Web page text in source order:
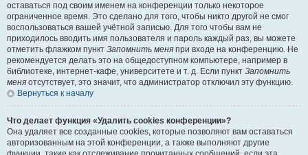
оставаться под своим именем на конференции только некоторое
ограниченное время. Это сделано для того, чтобы никто другой не смог
воспользоваться вашей учётной записью. Для того чтобы вам не
приходилось вводить имя пользователя и пароль каждый раз, вы можете
отметить флажком пункт Запомнить меня при входе на конференцию. Не
рекомендуется делать это на общедоступном компьютере, например в
библиотеке, интернет-кафе, университете и т. д. Если пункт Запомнить
меня отсутствует, это значит, что администратор отключил эту функцию.
Вернуться к началу
Что делает функция «Удалить cookies конференции»?
Она удаляет все созданные cookies, которые позволяют вам оставаться
авторизованным на этой конференции, а также выполняют другие